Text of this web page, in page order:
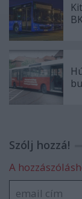
Szólj hozzá!
A